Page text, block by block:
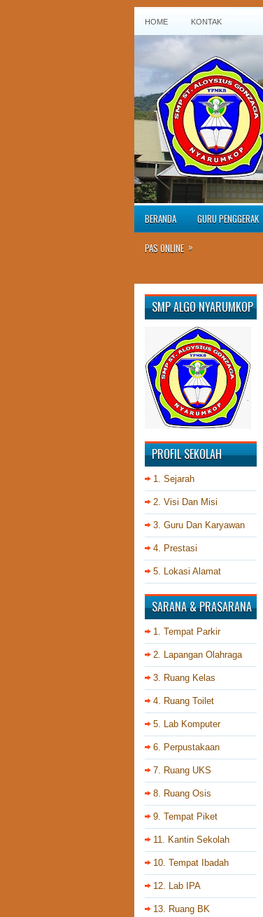
HOME KONTAK
BERANDA GURU PENGGERAK
PAS ONLINE »
SMP ALGO NYARUMKOP
PROFIL SEKOLAH
1. Sejarah
2. Visi Dan Misi
3. Guru Dan Karyawan
4. Prestasi
5. Lokasi Alamat
SARANA & PRASARANA
1. Tempat Parkir
2. Lapangan Olahraga
3. Ruang Kelas
4. Ruang Toilet
5. Lab Komputer
6. Perpustakaan
7. Ruang UKS
8. Ruang Osis
9. Tempat Piket
11. Kantin Sekolah
10. Tempat Ibadah
12. Lab IPA
13. Ruang BK